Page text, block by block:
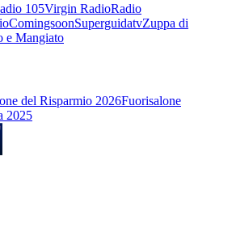
105Virgin RadioRadio
ComingsoonSuperguidatvZuppa di
e Mangiato
del Risparmio 2026Fuorisalone
2025